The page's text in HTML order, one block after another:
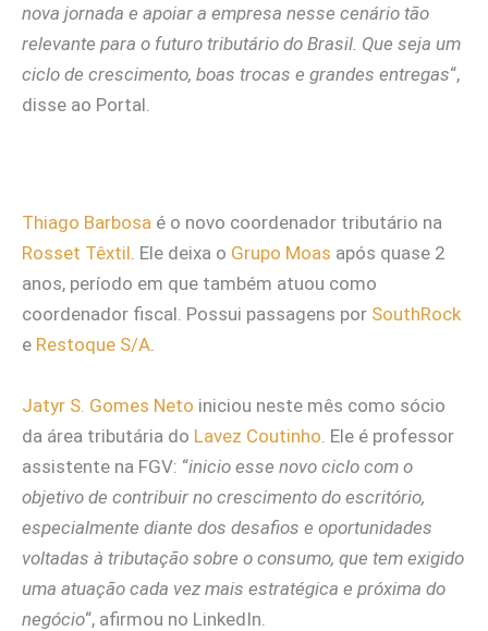
nova jornada e apoiar a empresa nesse cenário tão
relevante para o futuro tributário do Brasil. Que seja um
ciclo de crescimento, boas trocas e grandes entregas“,
disse ao Portal.
Thiago Barbosa é o novo coordenador tributário na
Rosset Têxtil. Ele deixa o Grupo Moas após quase 2
anos, período em que também atuou como
coordenador fiscal. Possui passagens por SouthRock
e Restoque S/A.
Jatyr S. Gomes Neto iniciou neste mês como sócio
da área tributária do Lavez Coutinho . Ele é professor
assistente na FGV: “inicio esse novo ciclo com o
objetivo de contribuir no crescimento do escritório,
especialmente diante dos desafios e oportunidades
voltadas à tributação sobre o consumo, que tem exigido
uma atuação cada vez mais estratégica e próxima do
negócio“, afirmou no LinkedIn.